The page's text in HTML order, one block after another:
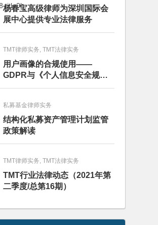
杨春宝高级律师为深圳国际会
展中心提供专业法律服务
TMT律师实务, TMT法律实务
用户画像的合规使用——
GDPR与《个人信息安全规
范》的比较分析
私募基金律师实务
结构化私募资产管理计划监管
政策解读
TMT律师实务, TMT法律实务
TMT行业法律动态（2021年第
二季度/总第16期）